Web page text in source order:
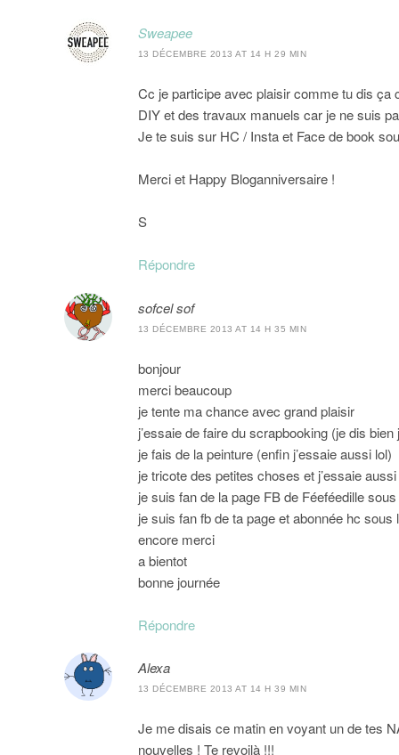
Sweapee
13 DÉCEMBRE 2013 AT 14 H 29 MIN
Cc je participe avec plaisir comme tu dis ça
DIY et des travaux manuels car je ne suis
Je te suis sur HC / Insta et Face de book
Merci et Happy Bloganniversaire !
S
Répondre
sofcel sof
13 DÉCEMBRE 2013 AT 14 H 35 MIN
bonjour
merci beaucoup
je tente ma chance avec grand plaisir
j’essaie de faire du scrapbooking (je dis
je fais de la peinture (enfin j’essaie aussi lol)
je tricote des petites choses et j’essaie
je suis fan de la page FB de Féeféedille
je suis fan fb de ta page et abonnée hc
encore merci
a bientot
bonne journée
Répondre
Alexa
13 DÉCEMBRE 2013 AT 14 H 39 MIN
Je me disais ce matin en voyant un de tes
nouvelles ! Te revoilà !!!